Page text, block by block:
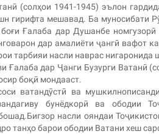
(солҳои 1941-1945) эълон
гирифта мешавад. Ба муносибати
Ғалаба дар Душанбе
дар амалиёти ҷангӣ вафот
тарбияи насли наврас нигаронида
Ғалаба дар Ҷанги Бузурги Ватанӣ
боқӣ мондааст.
ватандӯстӣ ва
бунёдкорӣ ва ободии
насли ояндаи
танҳо барои ободии Ватани хеш